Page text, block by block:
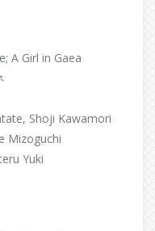
A Girl in Gaea
Shoji Kawamori
Mizoguchi
Yuki